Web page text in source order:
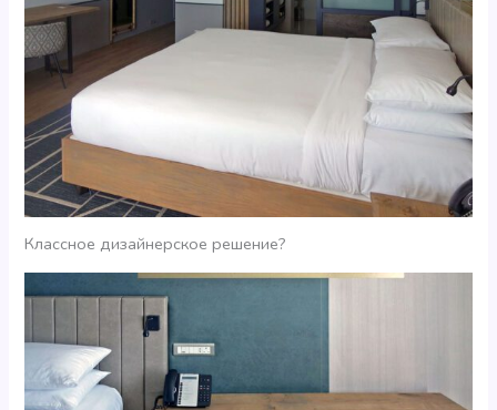
Классное дизайнерское решение?